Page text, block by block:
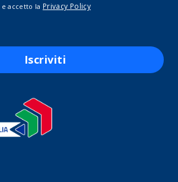
accetto la Privacy Policy
Iscriviti